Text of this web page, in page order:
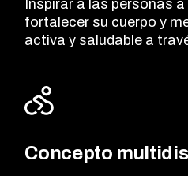
Inspirar a las personas
fortalecer su cuerpo y
activa y saludable a
Concepto